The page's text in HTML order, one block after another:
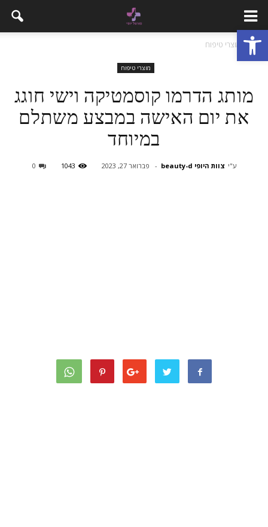
פתח סרגל נגישות
בית מוצרי טיפוח
מוצרי טיפוח
מותג הדרמו קוסמטיקה וישי חוגג
את יום האישה במבצע משתלם
במיוחד
ע"י צוות היופי beauty-d - פברואר 27, 2023 1043
0